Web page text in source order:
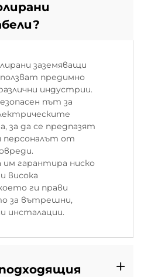
заземяващи
предимно
индустрии.
път за
за да се предпазят
персоналът от
гарантира ниско
висока
ги прави
за вътрешни,
инсталации.